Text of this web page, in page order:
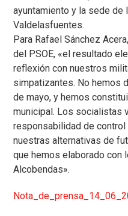
ayuntamiento y la sede de
Valdelasfuentes.
Para Rafael Sánchez
del PSOE, «el resultado
reflexión con nuestros
simpatizantes. No hemos
de mayo, y hemos
municipal. Los socialistas
responsabilidad de
nuestras alternativas de
que hemos elaborado con
Alcobendas».